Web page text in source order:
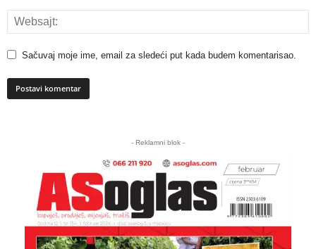
Sačuvaj moje ime, email za sledeći put kada budem komentarisao.
- Reklamni blok -